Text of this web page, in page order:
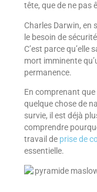
tête, que de ne pas
Charles Darwin, en
le besoin de
C’est parce qu’elle
mort imminente
permanence.
En comprenant
quelque chose de
survie, il est déjà
comprendre
travail de prise de
essentielle.